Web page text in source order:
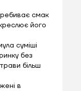
смак
його
суміші
без
більш
в